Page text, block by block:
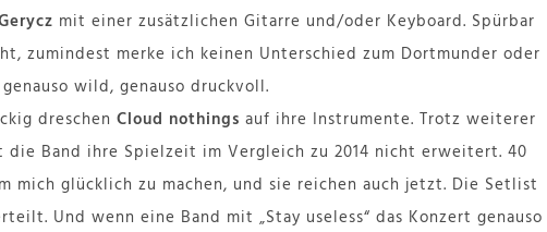
mit einer zusätzlichen Gitarre und/oder Keyboard. Spürbar
zumindest merke ich keinen Unterschied zum Dortmunder oder
wild, genauso druckvoll.
dreschen Cloud nothings auf ihre Instrumente. Trotz weiterer
Band ihre Spielzeit im Vergleich zu 2014 nicht erweitert. 40
mich glücklich zu machen, und sie reichen auch jetzt. Die Setlist
Und wenn eine Band mit „Stay useless“ das Konzert genauso